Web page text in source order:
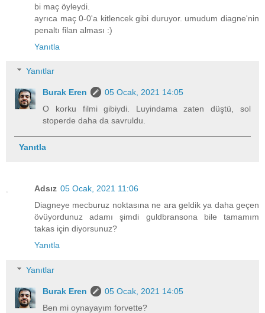
bi maç öyleydi.
ayrıca maç 0-0'a kitlencek gibi duruyor. umudum diagne'nin
penaltı filan alması :)
Yanıtla
Yanıtlar
Burak Eren
05 Ocak, 2021 14:05
O korku filmi gibiydi. Luyindama zaten düştü, sol
stoperde daha da savruldu.
Yanıtla
Adsız 05 Ocak, 2021 11:06
Diagneye mecburuz noktasına ne ara geldik ya daha geçen
övüyordunuz adamı şimdi guldbransona bile tamamım
takas için diyorsunuz?
Yanıtla
Yanıtlar
Burak Eren
05 Ocak, 2021 14:05
Ben mi oynayayım forvette?